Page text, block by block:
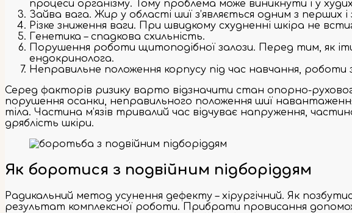
процеси організму. Тому проблема може виникнути і у
Зайва вага. Жир у області шиї з’являється одним з перших і
Різке зниження ваги. При швидкому схудненні шкіра не
Генетика – спадкова схильність.
Порушення роботи щитоподібної залози. Перед тим, як
ендокринолога.
Неправильне положення корпусу під час навчання, роботи
Серед факторів ризику варто відзначити стан опорно-
порушення осанки, неправильного положення шиї навантаження
тіла. Частина м’язів тривалий час відчуває напруження,
дряблість шкіри.
Як боротися з подвійним підборіддям
Радикальний метод усунення дефекту – хірургічний. Як
результат комплексної роботи. Прибрати провисання